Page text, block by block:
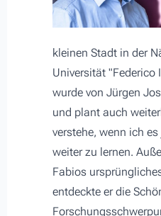
kleinen Stadt in der
Universität "Federico
wurde von Jürgen
und plant auch
verstehe, wenn ich
weiter zu lernen.
Fabios
entdeckte er die